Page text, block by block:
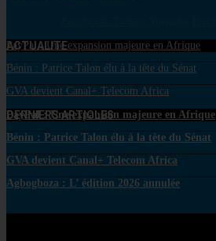
ACTUALITE
PayPal : Une expansion majeure en Afrique
Bénin : Patrice Talon élu à la tête du Sénat
GVA devient Canal+ Telecom Africa
DERNIERS ARTICLES
PayPal : Une expansion majeure en Afrique
Bénin : Patrice Talon élu à la tête du Sénat
GVA devient Canal+ Telecom Africa
Agbogboza : L’ édition 2026 annulée